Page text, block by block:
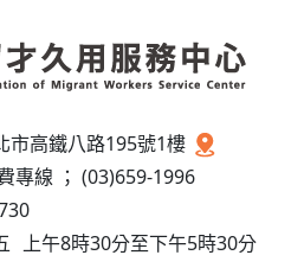
市高鐵八路195號1樓
專線 ； (03)659-1996
上午8時30分至下午5時30分